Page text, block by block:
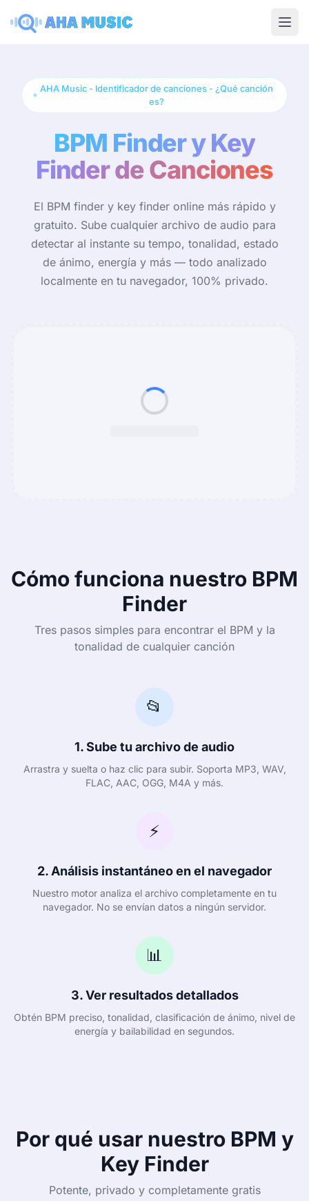
AHA Music - Identificador de canciones - ¿Qué canción
es?
BPM Finder y Key
Finder de Canciones
El BPM finder y key finder online más rápido y
gratuito. Sube cualquier archivo de audio para
detectar al instante su tempo, tonalidad, estado
de ánimo, energía y más — todo analizado
localmente en tu navegador, 100% privado.
Cómo funciona nuestro BPM
Finder
Tres pasos simples para encontrar el BPM y la
tonalidad de cualquier canción
📂
1. Sube tu archivo de audio
Arrastra y suelta o haz clic para subir. Soporta MP3, WAV,
FLAC, AAC, OGG, M4A y más.
⚡
2. Análisis instantáneo en el navegador
Nuestro motor analiza el archivo completamente en tu
navegador. No se envían datos a ningún servidor.
📊
3. Ver resultados detallados
Obtén BPM preciso, tonalidad, clasificación de ánimo, nivel de
energía y bailabilidad en segundos.
Por qué usar nuestro BPM y
Key Finder
Potente, privado y completamente gratis